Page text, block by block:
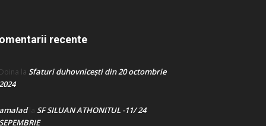
recente
la Sfaturi duhovnicești din 20 octombrie
la SF SILUAN ATHONITUL -11/ 24